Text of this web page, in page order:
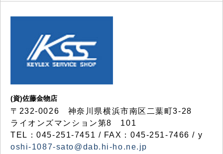
(資)佐藤金物店
〒232-0026 神奈川県横浜市南区二葉町3-28
ライオンズマンション第8 101
TEL：045-251-7451 / FAX：045-251-7466 / y
oshi-1087-sato@dab.hi-ho.ne.jp